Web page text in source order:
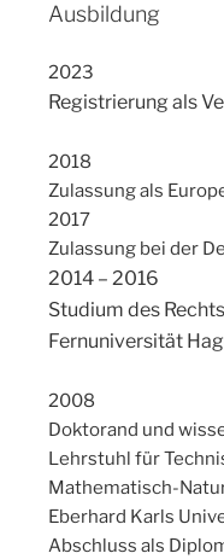
Ausbildung
2023
Registrierung als
2018
Zulassung als
2017
Zulassung bei der
2014 – 2016
Studium des
Fernuniversität
2008
Doktorand und
Lehrstuhl für
Mathematisch-
Eberhard Karls
Abschluss als